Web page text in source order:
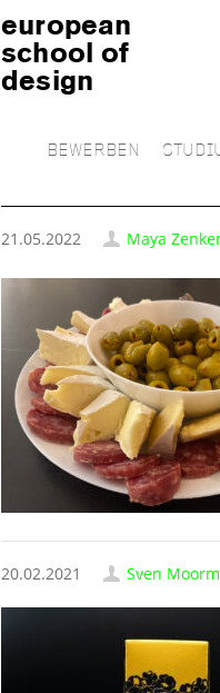
european
school of
design
BEWERBEN
21.05.2022 Maya
20.02.2021 Sven